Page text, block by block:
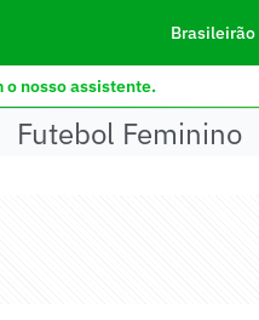
Brasileirão
o nosso assistente.
Futebol Feminino